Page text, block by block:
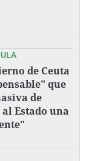
de Ceuta
que
de
Estado una